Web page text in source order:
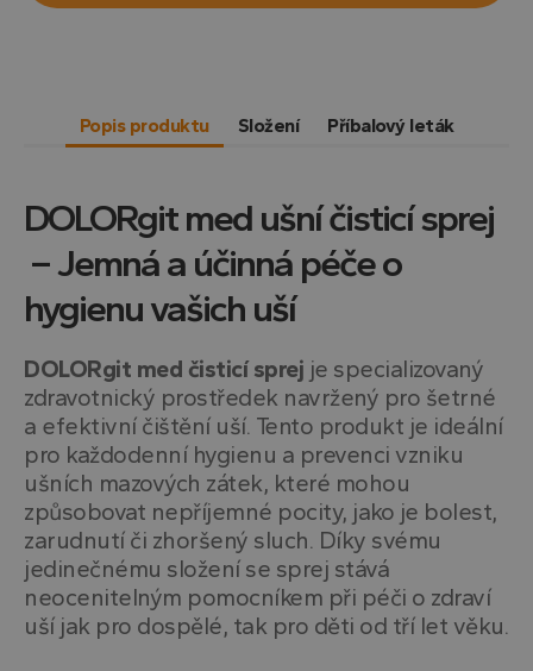
Popis produktu Složení Příbalový leták
DOLORgit med ušní čisticí sprej
– Jemná a účinná péče o
hygienu vašich uší
DOLORgit med čisticí sprej je specializovaný
zdravotnický prostředek navržený pro šetrné
a efektivní čištění uší. Tento produkt je ideální
pro každodenní hygienu a prevenci vzniku
ušních mazových zátek, které mohou
způsobovat nepříjemné pocity, jako je bolest,
zarudnutí či zhoršený sluch. Díky svému
jedinečnému složení se sprej stává
neocenitelným pomocníkem při péči o zdraví
uší jak pro dospělé, tak pro děti od tří let věku.